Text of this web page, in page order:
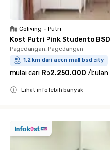
Coliving • Putri
Kost Putri Pink Studento BSD
Pagedangan, Pagedangan
1.2 km dari aeon mall bsd city
mulai dari Rp2.250.000 /bulan
Lihat info lebih banyak